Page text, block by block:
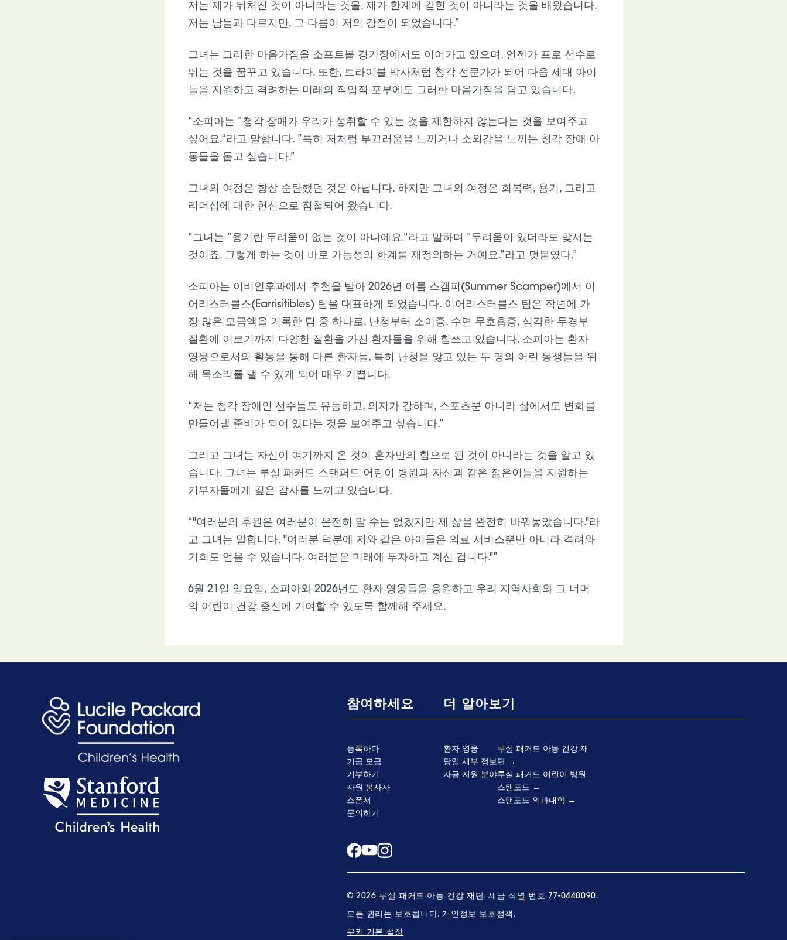
저는 제가 뒤처진 것이 아니라는 것을, 제가 한계에 갇힌 것이 아니라는 것을 배웠습니다.
저는 남들과 다르지만, 그 다름이 저의 강점이 되었습니다.”
그녀는 그러한 마음가짐을 소프트볼 경기장에서도 이어가고 있으며, 언젠가 프로 선수로
뛰는 것을 꿈꾸고 있습니다. 또한, 트라이블 박사처럼 청각 전문가가 되어 다음 세대 아이
들을 지원하고 격려하는 미래의 직업적 포부에도 그러한 마음가짐을 담고 있습니다.
“소피아는 ”청각 장애가 우리가 성취할 수 있는 것을 제한하지 않는다는 것을 보여주고
싶어요.“라고 말합니다. ”특히 저처럼 부끄러움을 느끼거나 소외감을 느끼는 청각 장애 아
동들을 돕고 싶습니다.”
그녀의 여정은 항상 순탄했던 것은 아닙니다. 하지만 그녀의 여정은 회복력, 용기, 그리고
리더십에 대한 헌신으로 점철되어 왔습니다.
“그녀는 ”용기란 두려움이 없는 것이 아니에요.“라고 말하며 ”두려움이 있더라도 맞서는
것이죠. 그렇게 하는 것이 바로 가능성의 한계를 재정의하는 거예요.”라고 덧붙였다.”
소피아는 이비인후과에서 추천을 받아 2026년 여름 스캠퍼(Summer Scamper)에서 이
어리스터블스(Earrisitibles) 팀을 대표하게 되었습니다. 이어리스터블스 팀은 작년에 가
장 많은 모금액을 기록한 팀 중 하나로, 난청부터 소이증, 수면 무호흡증, 심각한 두경부
질환에 이르기까지 다양한 질환을 가진 환자들을 위해 힘쓰고 있습니다. 소피아는 환자
영웅으로서의 활동을 통해 다른 환자들, 특히 난청을 앓고 있는 두 명의 어린 동생들을 위
해 목소리를 낼 수 있게 되어 매우 기쁩니다.
“저는 청각 장애인 선수들도 유능하고, 의지가 강하며, 스포츠뿐 아니라 삶에서도 변화를
만들어낼 준비가 되어 있다는 것을 보여주고 싶습니다.”
그리고 그녀는 자신이 여기까지 온 것이 혼자만의 힘으로 된 것이 아니라는 것을 알고 있
습니다. 그녀는 루실 패커드 스탠퍼드 어린이 병원과 자신과 같은 젊은이들을 지원하는
기부자들에게 깊은 감사를 느끼고 있습니다.
“"여러분의 후원은 여러분이 온전히 알 수는 없겠지만 제 삶을 완전히 바꿔놓았습니다."라
고 그녀는 말합니다. "여러분 덕분에 저와 같은 아이들은 의료 서비스뿐만 아니라 격려와
기회도 얻을 수 있습니다. 여러분은 미래에 투자하고 계신 겁니다."”
6월 21일 일요일, 소피아와 2026년도 환자 영웅들을 응원하고 우리 지역사회와 그 너머
의 어린이 건강 증진에 기여할 수 있도록 함께해 주세요.
참여하세요
등록하다
기금 모금
기부하기
자원 봉사자
스폰서
문의하기
더 알아보기
환자 영웅
당일 세부 정보
자금 지원 분야
루실 패커드 아동 건강 재
단
루실 패커드 어린이 병원
스탠포드
스탠포드 의과대학
© 2026 루실 패커드 아동 건강 재단. 세금 식별 번호 77-0440090.
모든 권리는 보호됩니다.개인정보 보호정책.
쿠키 기본 설정